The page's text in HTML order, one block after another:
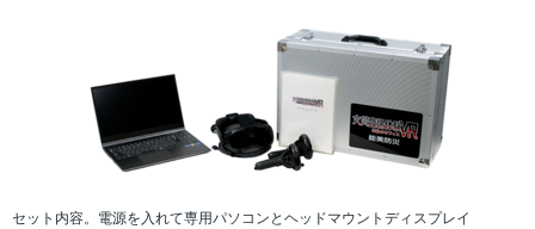
セット内容。電源を入れて専用パソコンとヘッドマウントディスプレイ